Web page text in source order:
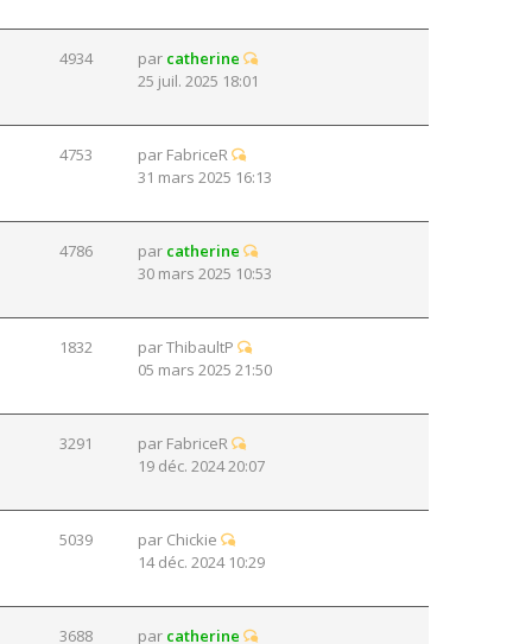
4934 par catherine
25 juil. 2025 18:01
4753 par FabriceR
31 mars 2025 16:13
4786 par catherine
30 mars 2025 10:53
1832 parThibaultP
05 mars 2025 21:50
3291 par FabriceR
19 déc. 2024 20:07
5039 par Chickie
14 déc. 2024 10:29
3688 par catherine